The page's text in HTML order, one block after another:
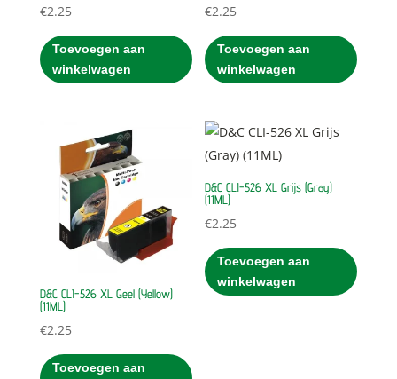
€2.25
Toevoegen aan
winkelwagen
€2.25
Toevoegen aan
winkelwagen
D&C CLI-526 XL Geel (Yellow)
(11ML)
€2.25
Toevoegen aan
D&C CLI-526 XL Grijs (Gray)
(11ML)
€2.25
Toevoegen aan
winkelwagen